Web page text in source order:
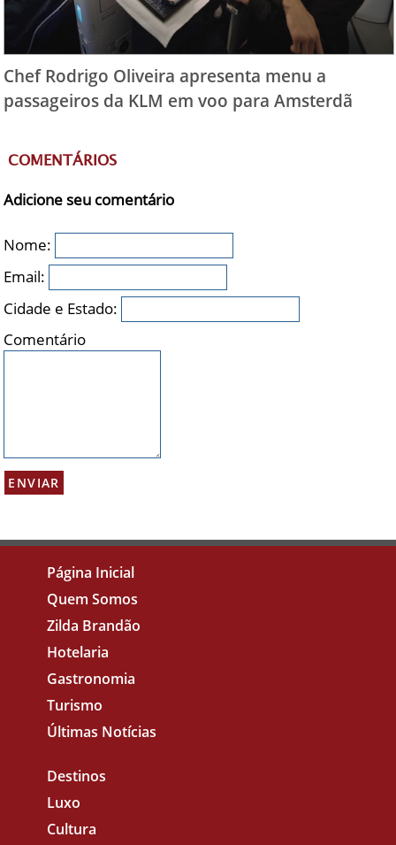
Chef Rodrigo Oliveira apresenta menu a
passageiros da KLM em voo para Amsterdã
COMENTÁRIOS
Adicione seu comentário
Nome:
Email:
Cidade e Estado:
Comentário
Página Inicial
Quem Somos
Zilda Brandão
Hotelaria
Gastronomia
Turismo
Últimas Notícias
Destinos
Luxo
Cultura